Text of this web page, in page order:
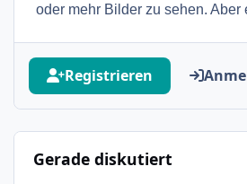
oder mehr Bilder zu sehen. Aber
Registrieren
Gerade diskutiert